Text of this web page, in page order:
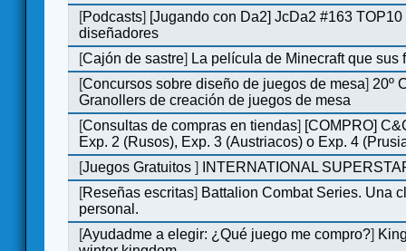
[Podcasts] [Jugando con Da2] JcDa2 #163
diseñadores
[Cajón de sastre] La película de Minecraft que sus
[Concursos sobre diseño de juegos de mesa] 20º
Granollers de creación de juegos de mesa
[Consultas de compras en tiendas] [COMPRO]
Exp. 2 (Rusos), Exp. 3 (Austriacos) o Exp. 4
[Juegos Gratuitos]
INTERNATIONAL
[Reseñas escritas] Battalion Combat Series. Una
personal.
[Ayudadme a elegir: ¿Qué juego me compro?]